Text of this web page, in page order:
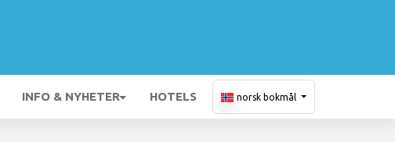
INFO & NYHETER HOTELS norsk bokmål